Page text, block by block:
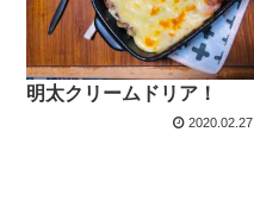
明太クリームドリア！
2020.02.27